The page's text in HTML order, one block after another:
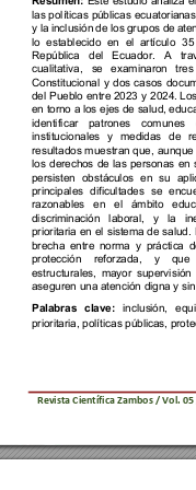
Revista Científica Zambos / Vol. 05
Este estudio analiza el
las políticas públicas ecuatoria
y la inclusión de los grupos de
lo establecido en el artículo 35
República
del Ecuador. A
cualitativa,
se examinaron tres
Constitucional
y d os casos
del
Pueblo entre 2023 y 2024. Los
en torno a los ejes de salud,
identificar
patrones comunes
institucionales
y medidas de
resultados muestran que, aunque
los derechos de las personas en
persisten
obstáculos en su
principales
dificultades se
razonables
en el ámbito
discriminación
laboral , y la
prioritaria en el sistema de salud.
brecha entre norma y práctica
protección
reforzada, y que
estructurales,
mayor supervisión
aseguren una atención digna y sin
Palabras clave: inclusión,
prioritaria, políticas públicas,